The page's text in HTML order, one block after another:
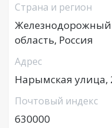
Страна и регион
Железнодорожный
область, Россия
Адрес
Нарымская улица,
Почтовый индекс
630000